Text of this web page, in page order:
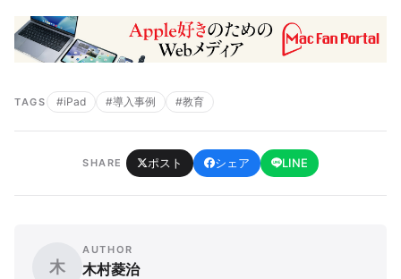
TAGS #iPad #導入事例 #教育
SHARE ポスト シェア LINE
木
AUTHOR
木村菱治